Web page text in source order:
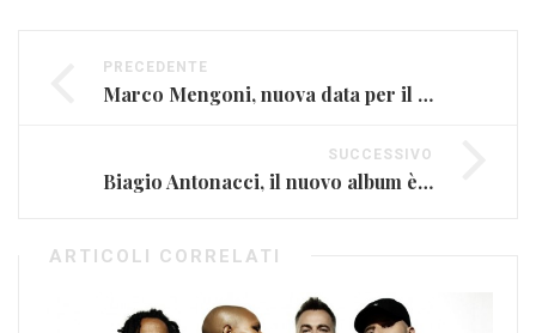
PRECEDENTE
Marco Mengoni, nuova data per il #Mengonilive2016
SUCCESSIVO
Biagio Antonacci, il nuovo album è un Greatest Hits
ARTICOLI CORRELATI